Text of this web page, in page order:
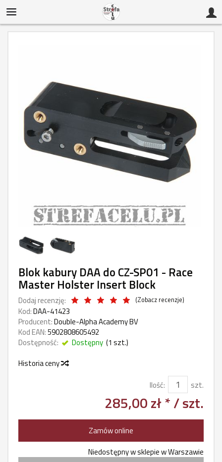
Blok kabury DAA do CZ-SP01 - Race
Master Holster Insert Block
Dodaj recenzję: (Zobacz recenzje)
Kod:DAA-41423
Producent:Double-Alpha Academy BV
Kod EAN:5902808605492
Dostępność:
Dostępny (1 szt.)
Historia ceny
Ilość:
szt.
285,00 zł */ szt.
Zamów online
Niedostępny w sklepie w Warszawie